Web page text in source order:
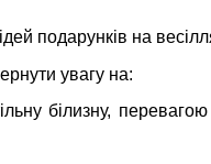
подарунків на
увагу на:
білизну,